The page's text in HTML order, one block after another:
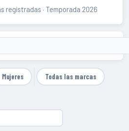
registradas · Temporada 2026
Mujeres Todas las marcas